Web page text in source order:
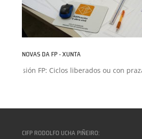
NOVAS DA FP - XUNTA
Admisión FP: Ciclos liberados ou con
CIFP RODOLFO UCHA PIÑEIRO: